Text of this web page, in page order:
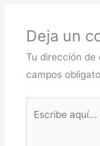
Deja un
Tu dirección de
campos